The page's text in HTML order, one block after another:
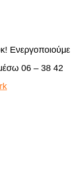
Ενεργοποιούμε
06 – 38 42